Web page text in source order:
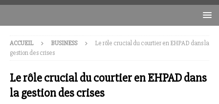
ACCUEIL BUSINESS
Le rôle crucial du courtier en EHPAD dans la
gestion des crises
Le rôle crucial du courtier en EHPAD dans
la gestion des crises